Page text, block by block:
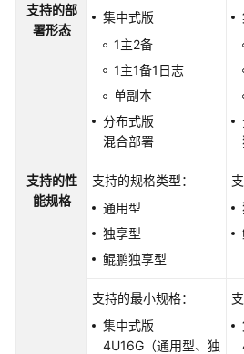
据
库
据
库
支持的部
署形态
集中式版
1主2备
1主1备1日志
单副本
分布式版
混合部署
支持的性
能规格
支持的规格类型：
通用型
独享型
鲲鹏独享型
支持的最小规格：
集中式版
4U16G（通用型、独